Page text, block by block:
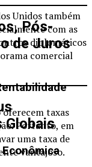
Unidos também
com as
diplomáticos
comercial
Globais
Pós-
de Juros
taxas
Portanto, em
uma taxa de
vantajoso.